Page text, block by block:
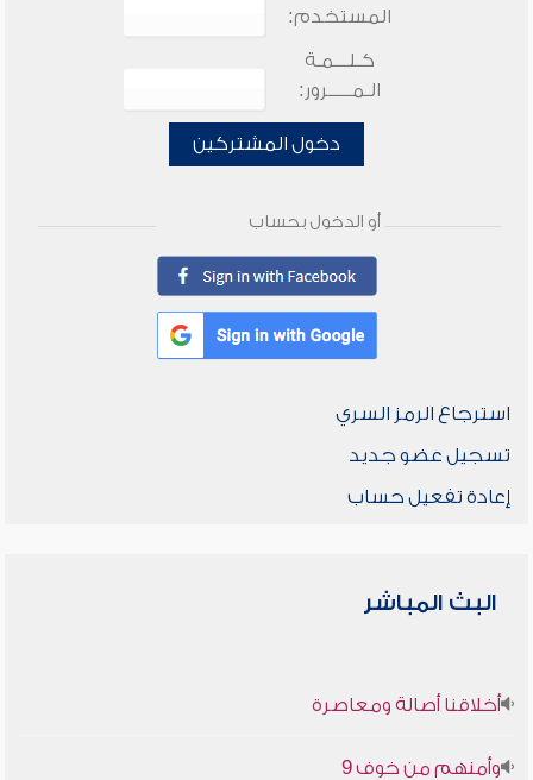
المستخدم:
كـلـــمـة
الـمـــــرور:
دخول المشتركين
أو الدخول بحساب
استرجاع الرمز السري
تسجيل عضو جديد
إعادة تفعيل حساب
البث المباشر
أخلاقنا أصالة ومعاصرة
وأمنهم من خوف 9